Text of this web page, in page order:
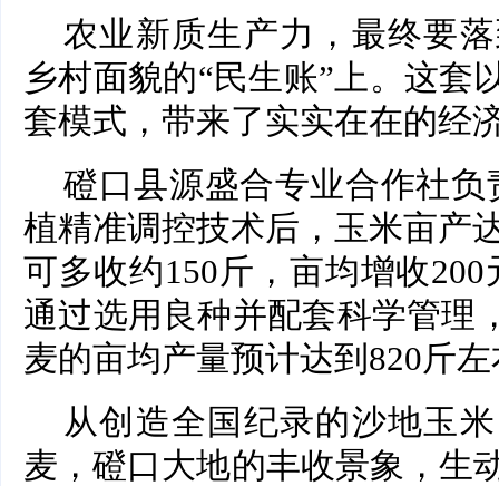
农业新质生产力，最终要
乡村面貌的“民生账”上。这套
套模式，带来了实实在在的经
磴口县源盛合专业合作社
植精准调控技术后，玉米亩产
可多收约150斤，亩均增收
通过选用良种并配套科学管理
麦的亩均产量预计达到820斤
从创造全国纪录的沙地玉
麦，磴口大地的丰收景象，生